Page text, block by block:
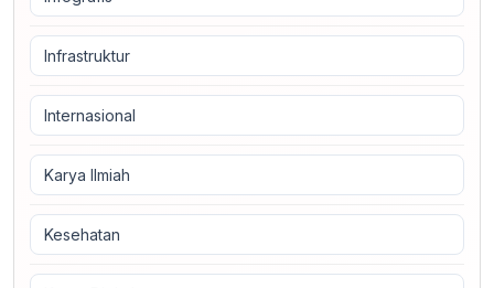
Infrastruktur
Internasional
Karya Ilmiah
Kesehatan